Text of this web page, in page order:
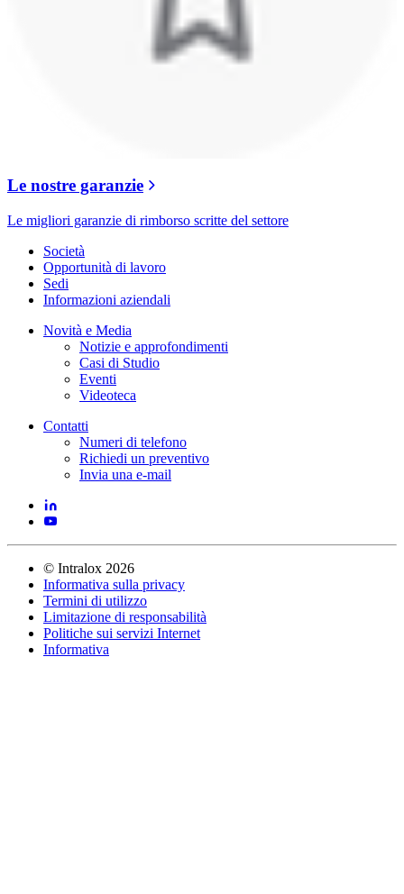
Le nostre garanzie
Le migliori garanzie di rimborso scritte del settore
Società
Opportunità di lavoro
Sedi
Informazioni aziendali
Novità e Media
Notizie e approfondimenti
Casi di Studio
Eventi
Videoteca
Contatti
Numeri di telefono
Richiedi un preventivo
Invia una e-mail
© Intralox 2026
Informativa sulla privacy
Termini di utilizzo
Limitazione di responsabilità
Politiche sui servizi Internet
Informativa